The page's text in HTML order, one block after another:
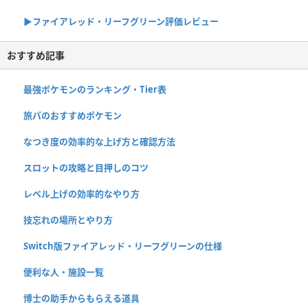
▶︎ファイアレッド・リーフグリーン評価レビュー
おすすめ記事
最強ポケモンのランキング・Tier表
旅パのおすすめポケモン
なつき度の効率的な上げ方と確認方法
スロットの攻略と目押しのコツ
レベル上げの効率的なやり方
技忘れの場所とやり方
Switch版ファイアレッド・リーフグリーンの仕様
便利な人・施設一覧
博士の助手からもらえる道具